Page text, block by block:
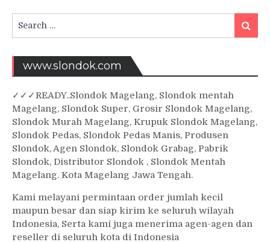
Search
for:
Search
www.slondok.com
✓ ✓✓READY..Slondok Magelang, Slondok mentah
Magelang, Slondok Super, Grosir Slondok Magelang,
Slondok Murah Magelang, Krupuk Slondok Magelang,
Slondok Pedas, Slondok Pedas Manis, Produsen
Slondok, Agen Slondok, Slondok Grabag, Pabrik
Slondok, Distributor Slondok , Slondok Mentah
Magelang. Kota Magelang Jawa Tengah.
Kami melayani permintaan order jumlah kecil
maupun besar dan siap kirim ke seluruh wilayah
Indonesia, Serta kami juga menerima agen-agen dan
reseller di seluruh kota di Indonesia